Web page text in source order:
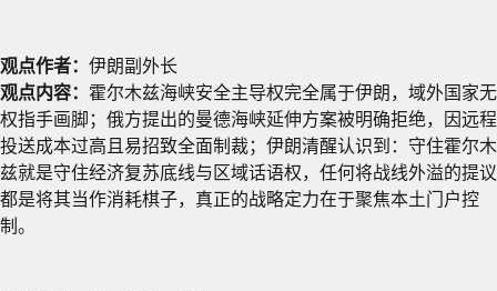
观点作者： 伊朗副外长
观点内容： 霍尔木兹海峡安全主导权完全属于伊朗，域外国家无
权指手画脚；俄方提出的曼德海峡延伸方案被明确拒绝，因远程
投送成本过高且易招致全面制裁；伊朗清醒认识到：守住霍尔木
兹就是守住经济复苏底线与区域话语权，任何将战线外溢的提议
都是将其当作消耗棋子，真正的战略定力在于聚焦本土门户控
制。